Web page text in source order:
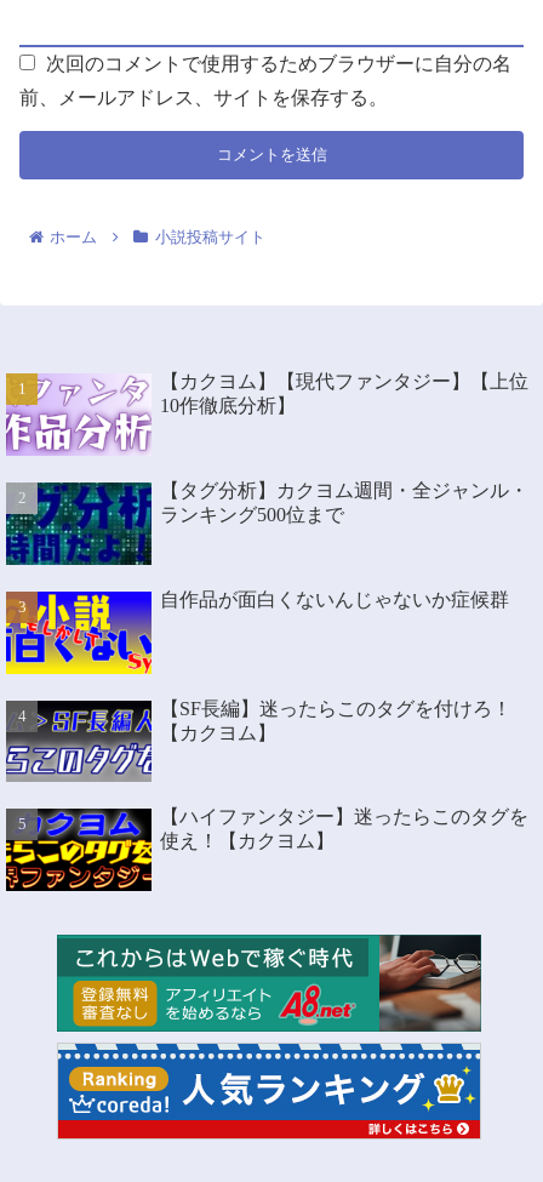
次回のコメントで使用するためブラウザーに自分の名
前、メールアドレス、サイトを保存する。
ホーム 小説投稿サイト
【カクヨム】【現代ファンタジー】【上位
10作徹底分析】
【タグ分析】カクヨム週間・全ジャンル・
ランキング500位まで
自作品が面白くないんじゃないか症候群
【SF長編】迷ったらこのタグを付けろ！
【カクヨム】
【ハイファンタジー】迷ったらこのタグを
使え！【カクヨム】